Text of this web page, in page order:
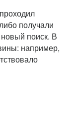
получали
поиск. В
например,